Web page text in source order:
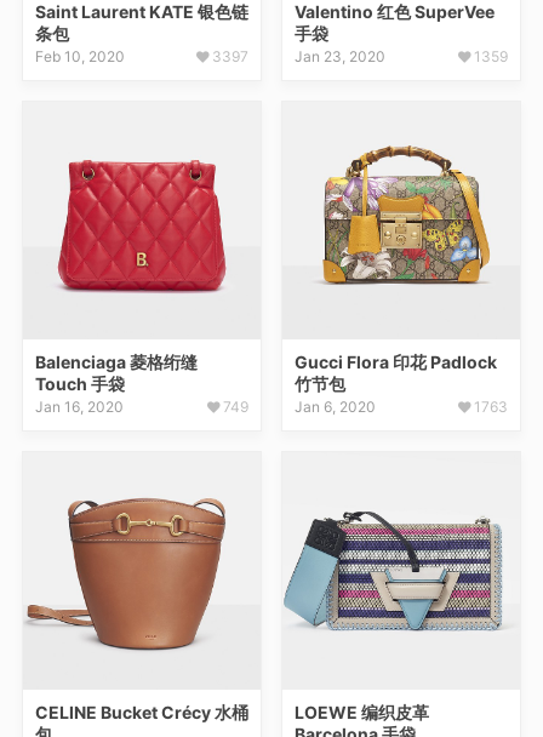
Saint Laurent KATE 银色链
条包
Feb 10, 2020 3397
Valentino 红色 SuperVee
手袋
Jan 23, 2020 1359
Balenciaga 菱格绗缝
Touch 手袋
Jan 16, 2020 749
Gucci Flora 印花 Padlock
竹节包
Jan 6, 2020 1763
CELINE Bucket Crécy 水桶
LOEWE 编织皮革